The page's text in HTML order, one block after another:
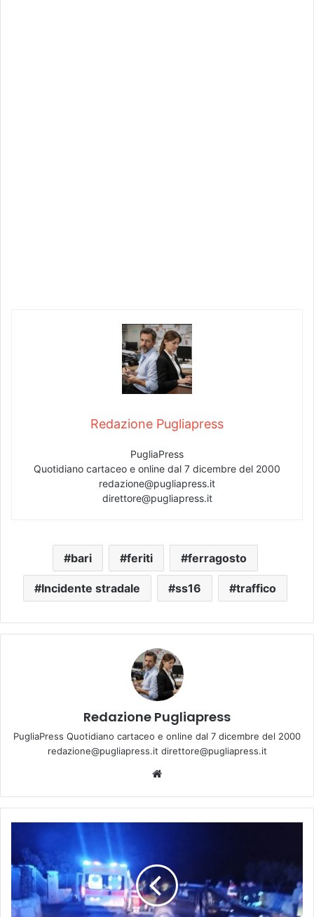
Redazione Pugliapress
PugliaPress
Quotidiano cartaceo e online dal 7 dicembre del 2000
redazione@pugliapress.it
direttore@pugliapress.it
bari feriti ferragosto
Incidente stradale ss16 traffico
Redazione Pugliapress
PugliaPress Quotidiano cartaceo e online dal 7 dicembre del 2000
redazione@pugliapress.it direttore@pugliapress.it
Incidente
in
Via
Cisternino:
quattro